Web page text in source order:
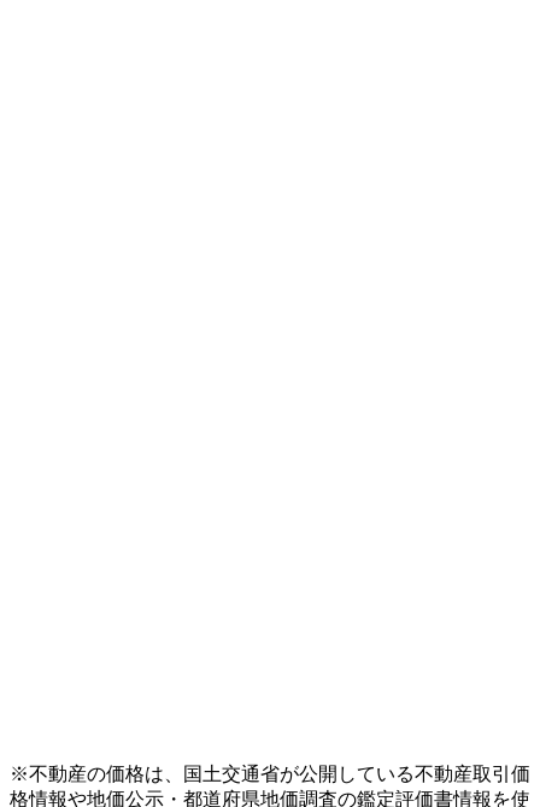
※不動産の価格は、国土交通省が公開している不動産取引価
格情報や地価公示・都道府県地価調査の鑑定評価書情報を使